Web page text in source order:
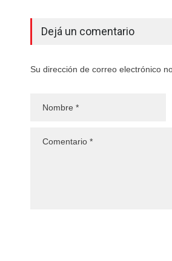
Dejá un comentario
Su dirección de correo electrónico